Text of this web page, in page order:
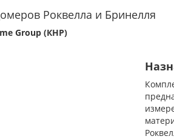
Роквелла и Бринелля
Group (КНР)